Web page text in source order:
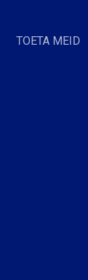
TOETA MEID